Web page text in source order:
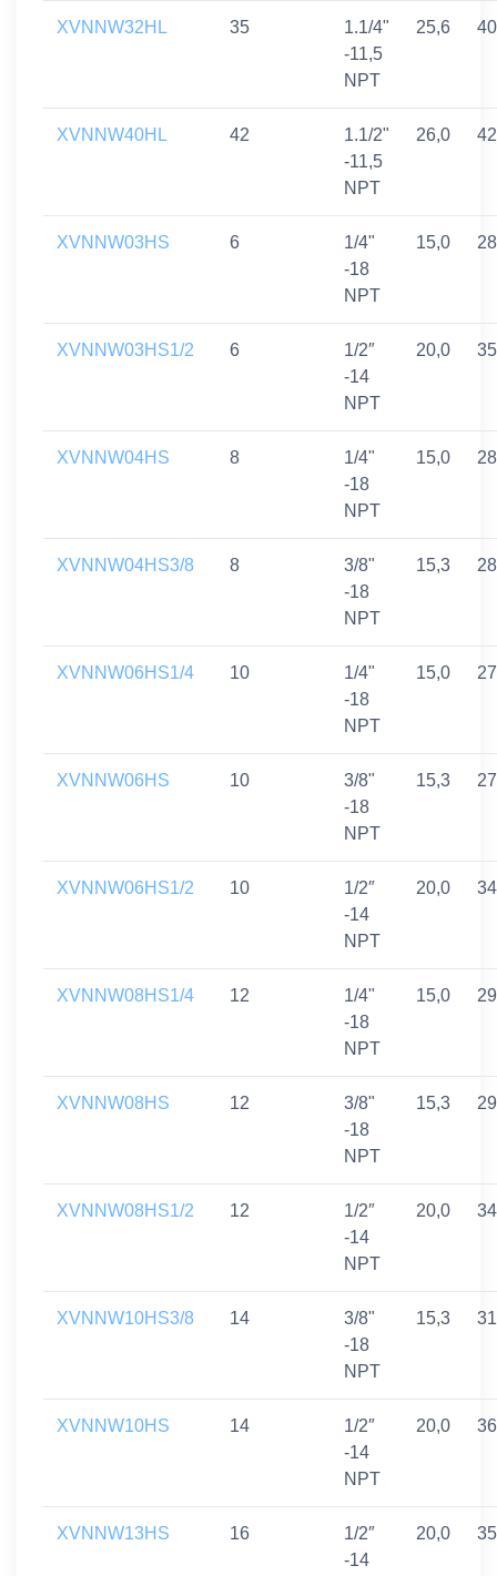
XVNNW32HL 35
1.1/4"
-11,5
NPT
25,6
XVNNW40HL 42
1.1/2"
-11,5
NPT
26,0
XVNNW03HS 6
1/4"
-18
NPT
15,0
XVNNW03HS1/2 6
1/2″
-14
NPT
20,0
XVNNW04HS 8
1/4"
-18
NPT
15,0
XVNNW04HS3/8 8
3/8"
-18
NPT
15,3
XVNNW06HS1/4 10
1/4"
-18
NPT
15,0
XVNNW06HS 10
3/8"
-18
NPT
15,3
XVNNW06HS1/2 10
1/2″
-14
NPT
20,0
XVNNW08HS1/4 12
1/4"
-18
NPT
15,0
XVNNW08HS 12
3/8"
-18
NPT
15,3
XVNNW08HS1/2 12
1/2″
-14
NPT
20,0
XVNNW10HS3/8 14
3/8"
-18
NPT
15,3
XVNNW10HS 14
1/2″
-14
NPT
20,0
XVNNW13HS 16
1/2″
-14
20,0